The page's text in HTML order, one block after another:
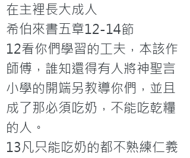
在主裡長大成人
希伯來書五章12-14節
12看你們學習的工夫，本該作
師傅，誰知還得有人將神聖言
小學的開端另教導你們，並且
成了那必須吃奶，不能吃乾糧
的人。
13凡只能吃奶的都不熟練仁義